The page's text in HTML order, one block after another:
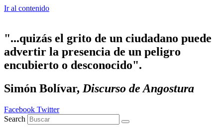
Ir al contenido
"...quizás el grito de un ciudadano puede
advertir la presencia de un peligro
encubierto o desconocido".
Simón Bolívar, Discurso de Angostura
Facebook Twitter
Search